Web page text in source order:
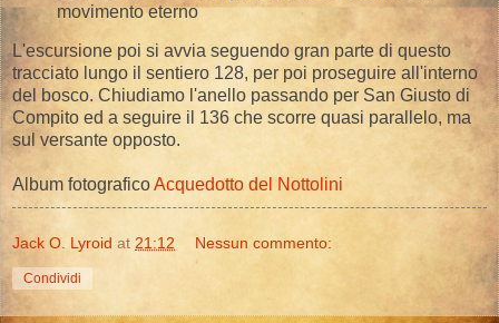
movimento eterno
L'escursione poi si avvia seguendo gran parte di questo
tracciato lungo il sentiero 128, per poi proseguire all'interno
del bosco. Chiudiamo l'anello passando per San Giusto di
Compito ed a seguire il 136 che scorre quasi parallelo, ma
sul versante opposto.
Album fotograficoAcquedotto del Nottolini
Jack O. Lyroid at 21:12 Nessun commento:
Condividi